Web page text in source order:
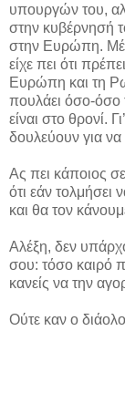
υπουργών του,
στην κυβέρνησή
στην Ευρώπη.
είχε πει ότι
Ευρώπη και τη
πουλάει όσο-όσο
είναι στο θρονί.
δουλεύουν για
Ας πει κάποιος
ότι εάν τολμήσει
και θα τον
Αλέξη, δεν
σου: τόσο καιρό
κανείς να την
Ούτε καν ο